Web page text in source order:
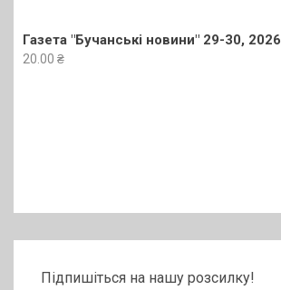
Газета "Бучанські новини" 29-30, 2026
20.00 ₴
Підпишіться на нашу розсилку!